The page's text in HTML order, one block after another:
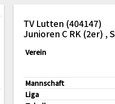
TV Lutten (404147)
Junioren C RK (2er) ,
Verein
Mannschaft
Liga